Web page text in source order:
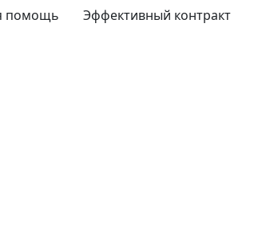
помощь Эффективный контракт